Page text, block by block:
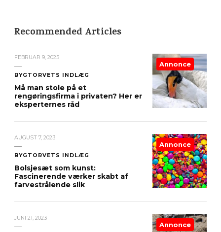
Recommended Articles
FEBRUAR 9, 2025
BYGTORVETS INDLÆG
Må man stole på et
rengøringsfirma i privaten? Her er
eksperternes råd
Annonce
AUGUST 7, 2023
BYGTORVETS INDLÆG
Bolsjesæt som kunst:
Fascinerende værker skabt af
farvestrålende slik
Annonce
JUNI 21, 2023
Annonce